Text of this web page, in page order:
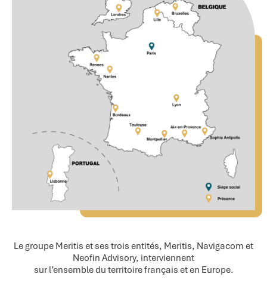
Le groupe Meritis et ses trois entités, Meritis, Navigacom et
Neofin Advisory, interviennent
sur l’ensemble du territoire français et en Europe.